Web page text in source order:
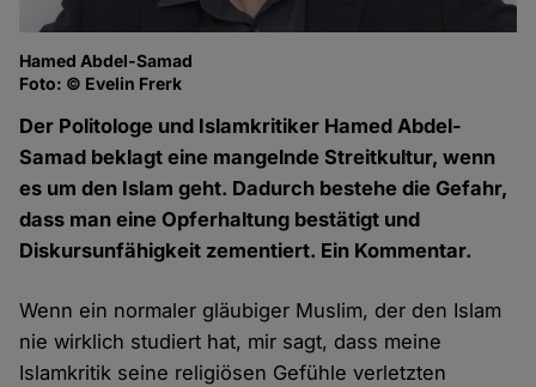
Hamed Abdel-Samad
Foto: © Evelin Frerk
Der Politologe und Islamkritiker Hamed Abdel-
Samad beklagt eine mangelnde Streitkultur, wenn
es um den Islam geht. Dadurch bestehe die Gefahr,
dass man eine Opferhaltung bestätigt und
Diskursunfähigkeit zementiert. Ein Kommentar.
Wenn ein normaler gläubiger Muslim, der den Islam
nie wirklich studiert hat, mir sagt, dass meine
Islamkritik seine religiösen Gefühle verletzten